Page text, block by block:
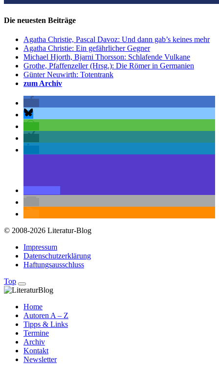
Die neuesten Beiträge
Agatha Christie, Pascal Davoz: Und dann gab’s keines mehr
Agatha Christie: Ein gefährlicher Gegner
Michael Hjorth, Bjarni Thorsson: Schlafende Vulkane
Grothe, Pfaffenzeller (Hrsg.): Die Römer in Germanien
Günter Neuwirth: Totentrank
zum Archiv
© 2008-2026 Literatur-Blog
Impressum
Datenschutzerklärung
Haftungsausschluss
Top
Home
Autoren A – Z
Tipps & Links
Termine
Archiv
Kontakt
Newsletter